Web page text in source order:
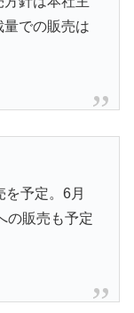
での販売は
を予定。6月
の販売も予定